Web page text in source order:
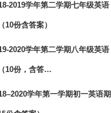
2019学年第二学期七年级英语
10份含答案）
2020学年第二学期八年级英语
10份，含答…
学年第一学期初一英语期